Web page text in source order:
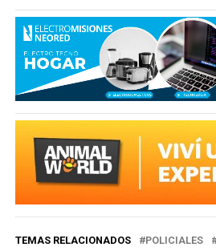
TEMAS RELACIONADOS POLICIALES